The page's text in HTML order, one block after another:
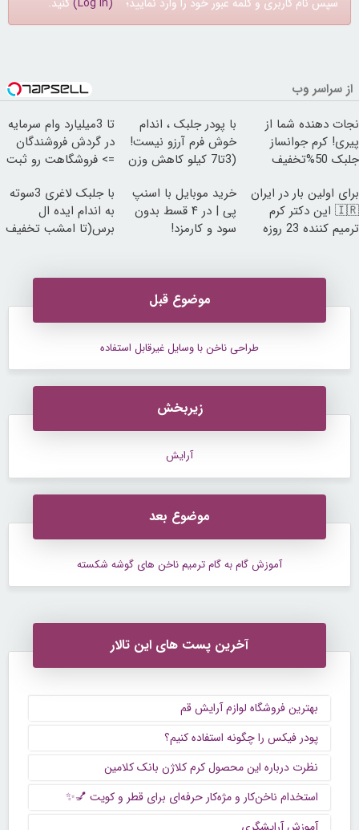
از سراسر وب
نجات دهنده شما از
پیری! کرم جوانساز
جلبک 50%تخفیف
با پودر جلبک ، اندام
خوش فرم آرزو نیست!
(3تا7 کیلو کاهش وزن
تا 3میلیارد وام سرمایه
در گردش فروشندگان
=> فروشگاهت رو ثبت
برای اولین بار در ایران
🇮🇷 این دکتر کرم
ترمیم کننده 23 روزه
خرید موبایل با اسنپ
پی | در ۴ قسط بدون
سود و کارمزد!
با جلبک لاغری 3سوته
به اندام ایده ال
برس(تا امشب تخفیف
موضوع قبل
طراحی ناخن با وسایل غیرقابل استفاده
زیربخش
آرایش
موضوع بعد
آموزش گام به گام ترمیم ناخن های گوشه شکسته
آخرین پست های این تالار
بهترین فروشگاه لوازم آرایش قم
پودر فیکس را چگونه استفاده کنیم؟
نظرت درباره این محصول کرم کلاژن بانک کلامین
استخدام ناخن‌کار و مژه‌کار حرفه‌ای برای قطر و کویت 💅✨